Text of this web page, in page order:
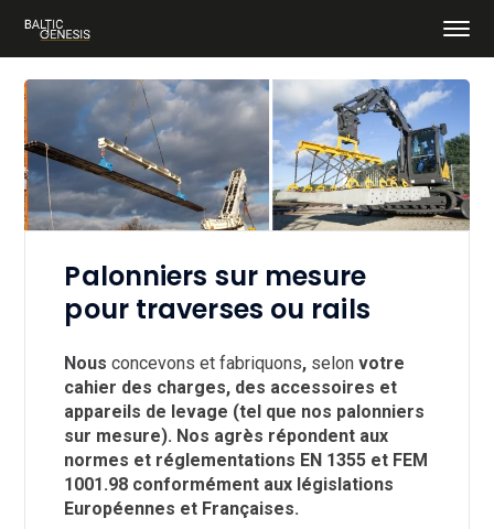
Palonniers sur mesure
pour traverses ou rails
Nousconcevons et fabriquons, selonvotre
cahier des charges, des accessoires et
appareils de levage (tel que nos palonniers
sur mesure). Nos agrès répondent aux
normes et réglementations EN 1355 et FEM
1001.98 conformément aux législations
Européennes et Françaises.